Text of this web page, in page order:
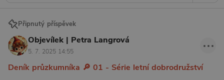
Připnutý příspěvek
Objevílek | Petra Langrová
5. 7. 2025 14:55
Deník průzkumníka 🔎 01 - Série letní dobrodružství